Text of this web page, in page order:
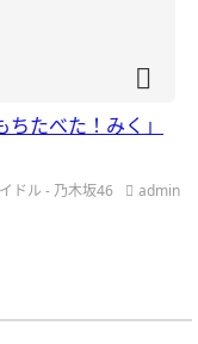
たべた！みく」
ドル - 乃木坂46 admin